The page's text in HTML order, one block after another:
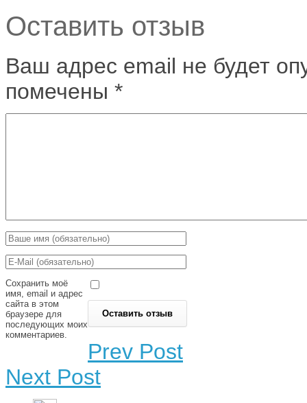
Оставить отзыв
Ваш адрес email не будет
помечены *
Сохранить моё
имя, email и адрес
сайта в этом
браузере для
последующих моих
комментариев.
Prev Post
Next Post